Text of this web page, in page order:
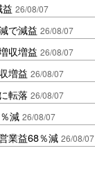
26/08/07
で減益 26/08/07
収増益 26/08/07
増益 26/08/07
転落 26/08/07
減 26/08/07
業益68％減 26/08/07